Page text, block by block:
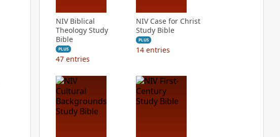
NIV Biblical
Theology Study
Bible
PLUS
47 entries
NIV Case for Christ
Study Bible
PLUS
14 entries